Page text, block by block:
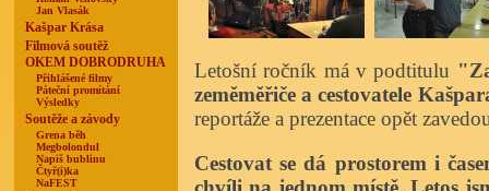
Jan Vlasák
Kašpar Krása
Filmová soutěž
OKEM DOBRODRUHA
Přihlášené filmy
Páteční promítání
Výsledky
Soutěže a závody
Grena běh
Megbolondul
Napiš bublinu
Čtyř(i)ka
NaFEST
Letošní ročník má v podtitulu
zeměměřiče a cestovatele
reportáže a prezentace opět
Cestovat se dá prostorem i